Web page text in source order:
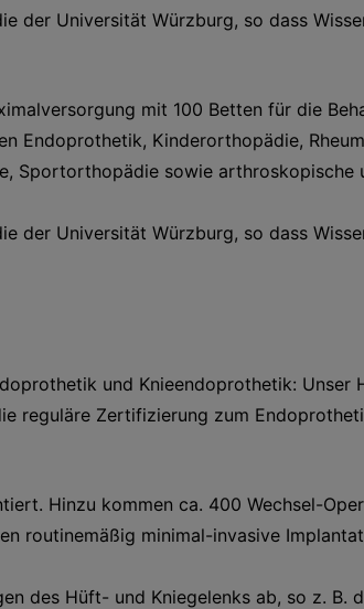
der Universität Würzburg, so dass
mit 100 Betten für die
Endoprothetik, Kinderorthopädie,
Sportorthopädie sowie arthroskopische
der Universität Würzburg, so dass
und Knieendoprothetik: Unser
reguläre Zertifizierung zum
Hinzu kommen ca. 400 Wechsel-
routinemäßig minimal-invasive
des Hüft- und Kniegelenks ab, so z. B.